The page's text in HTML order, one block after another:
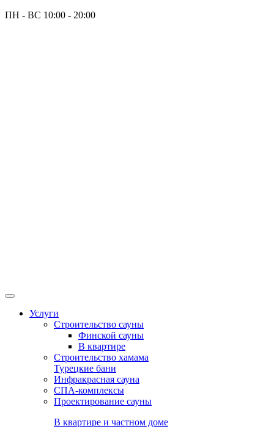
ПН - ВС 10:00 - 20:00
Услуги
Строительство сауны
Финской сауны
В квартире
Строительство хамама
Турецкие бани
Инфракрасная сауна
СПА-комплексы
Проектирование сауны
В квартире и частном доме